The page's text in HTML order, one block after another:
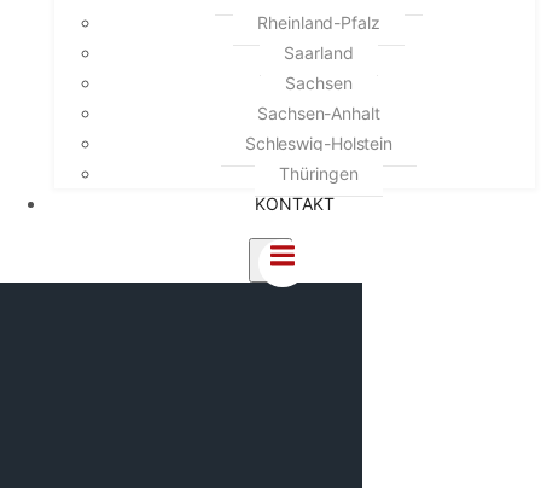
Rheinland-Pfalz
Saarland
Sachsen
Sachsen-Anhalt
Schleswig-Holstein
Thüringen
KONTAKT